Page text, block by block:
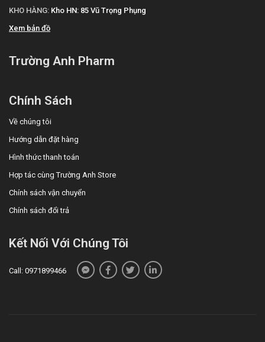
KHO HÀNG: Kho HN: 85 Vũ Trọng Phụng
Xem bản đồ
Trường Anh Pharm
Chính Sách
Về chúng tôi
Hướng dẫn đặt hàng
Hình thức thanh toán
Hợp tác cùng Trường Anh Store
Chính sách vận chuyển
Chính sách đổi trả
Kết Nối Với Chúng Tôi
Call: 0971899466